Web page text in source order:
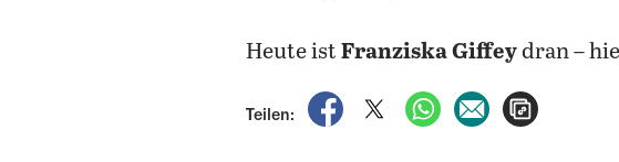
Heute ist Franziska Giffeydran –
Teilen:
auf Facebook teilen
auf X teilenper WhatsApp teilen
per E-Mail teilen